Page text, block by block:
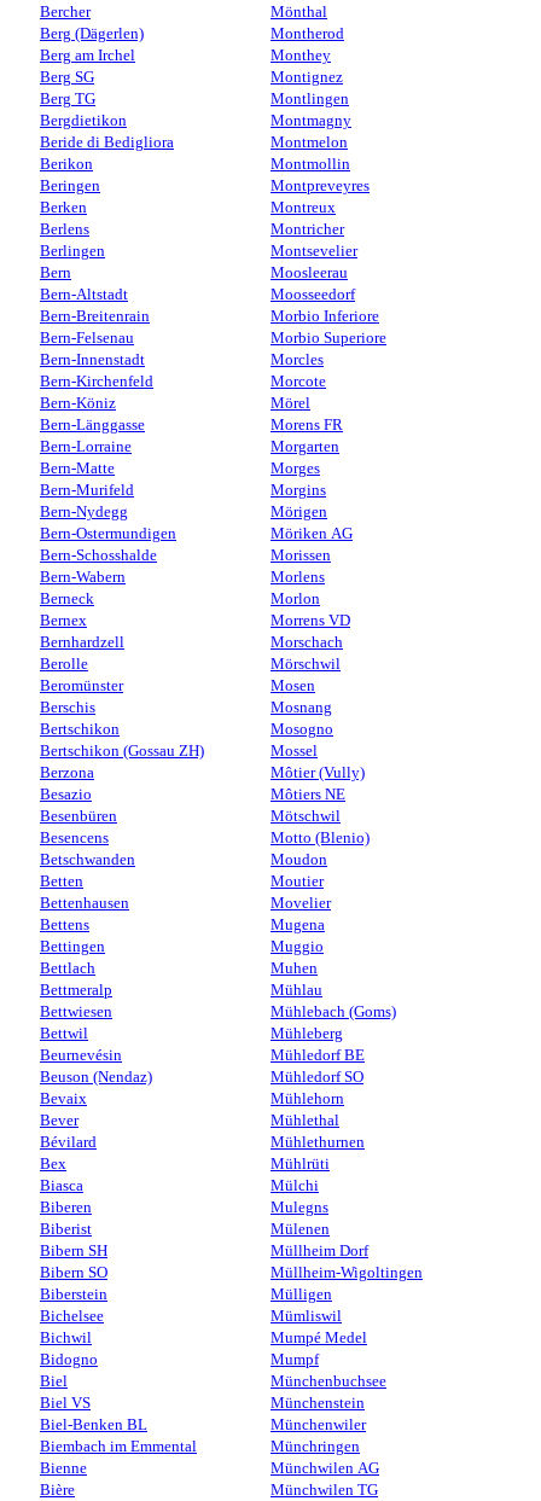
Bercher
Berg (Dägerlen)
Berg am Irchel
Berg SG
Berg TG
Bergdietikon
Beride di Bedigliora
Berikon
Beringen
Berken
Berlens
Berlingen
Bern
Bern-Altstadt
Bern-Breitenrain
Bern-Felsenau
Bern-Innenstadt
Bern-Kirchenfeld
Bern-Köniz
Bern-Länggasse
Bern-Lorraine
Bern-Matte
Bern-Murifeld
Bern-Nydegg
Bern-Ostermundigen
Bern-Schosshalde
Bern-Wabern
Berneck
Bernex
Bernhardzell
Berolle
Beromünster
Berschis
Bertschikon
Bertschikon (Gossau ZH)
Berzona
Besazio
Besenbüren
Besencens
Betschwanden
Betten
Bettenhausen
Bettens
Bettingen
Bettlach
Bettmeralp
Bettwiesen
Bettwil
Beurnevésin
Beuson (Nendaz)
Bevaix
Bever
Bévilard
Bex
Biasca
Biberen
Biberist
Bibern SH
Bibern SO
Biberstein
Bichelsee
Bichwil
Bidogno
Biel
Biel VS
Biel-Benken BL
Biembach im Emmental
Bienne
Bière
Mönthal
Montherod
Monthey
Montignez
Montlingen
Montmagny
Montmelon
Montmollin
Montpreveyres
Montreux
Montricher
Montsevelier
Moosleerau
Moosseedorf
Morbio Inferiore
Morbio Superiore
Morcles
Morcote
Mörel
Morens FR
Morgarten
Morges
Morgins
Mörigen
Möriken AG
Morissen
Morlens
Morlon
Morrens VD
Morschach
Mörschwil
Mosen
Mosnang
Mosogno
Mossel
Môtier (Vully)
Môtiers NE
Mötschwil
Motto (Blenio)
Moudon
Moutier
Movelier
Mugena
Muggio
Muhen
Mühlau
Mühlebach (Goms)
Mühleberg
Mühledorf BE
Mühledorf SO
Mühlehorn
Mühlethal
Mühlethurnen
Mühlrüti
Mülchi
Mulegns
Mülenen
Müllheim Dorf
Müllheim-Wigoltingen
Mülligen
Mümliswil
Mumpé Medel
Mumpf
Münchenbuchsee
Münchenstein
Münchenwiler
Münchringen
Münchwilen AG
Münchwilen TG